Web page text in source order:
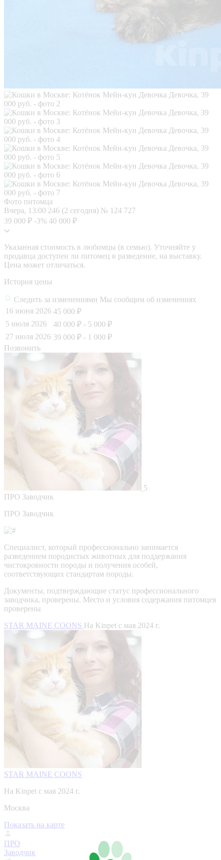
Фото питомца
Вчера, 13:00 246 (2 сегодня) № 124 727
39 000 ₽ -3% 40 000 ₽
Указанная стоимость в любимцы (в семью). Уточняйте у
продавца доступен ли питомец в разведение, на выставку.
Цена может отличаться.
История цены
Следить за изменениями Мы сообщим об изменениях
16 июня 2026 45 000 ₽
5 июля 2026
40 000 ₽ - 5 000 ₽
27 июля 2026 39 000 ₽ - 1 000 ₽
Позвонить
5
ПРО Заводчик
ПРО Заводчик
Специалист, который профессионально занимается
разведением породистых животных для поддержания
чистокровности породы и получения особей,
соответствующих стандартам породы.
Документы, подтверждающие статус профессионального
заводчика, проверены. Место и условия содержания питомцев
проверены
STAR MAINE COONS На Kinpet c мая 2024 г.
STAR MAINE COONS
На Kinpet c мая 2024 г.
Москва
Показать на карте
ПРО
Заводчик